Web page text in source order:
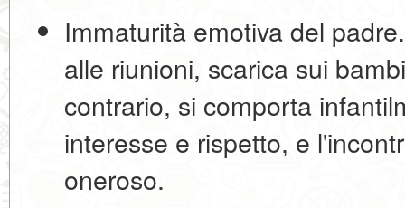
Immaturità emotiva del padre.
alle riunioni, scarica sui
contrario, si comporta
interesse e rispetto, e
oneroso.